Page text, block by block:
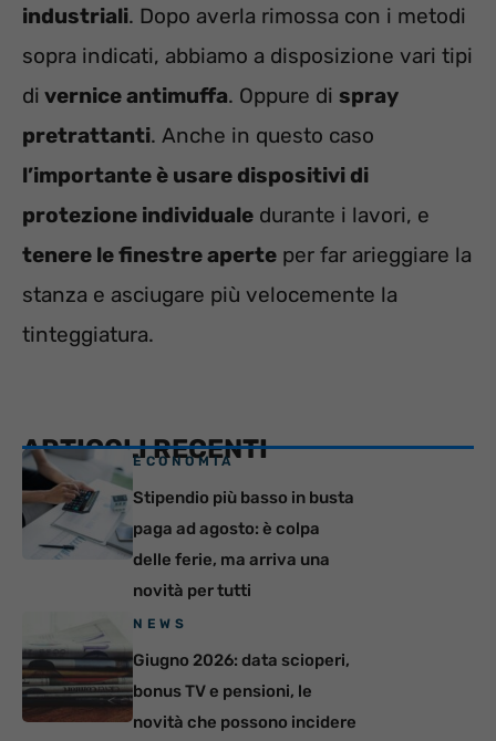
industriali. Dopo averla rimossa con i metodi
sopra indicati, abbiamo a disposizione vari tipi
di vernice antimuffa. Oppure di spray
pretrattanti. Anche in questo caso
l’importante è usare dispositivi di
protezione individuale durante i lavori, e
tenere le finestre aperte per far arieggiare la
stanza e asciugare più velocemente la
tinteggiatura.
ARTICOLI RECENTI
ECONOMIA
Stipendio più basso in busta
paga ad agosto: è colpa
delle ferie, ma arriva una
novità per tutti
NEWS
Giugno 2026: data scioperi,
bonus TV e pensioni, le
novità che possono incidere